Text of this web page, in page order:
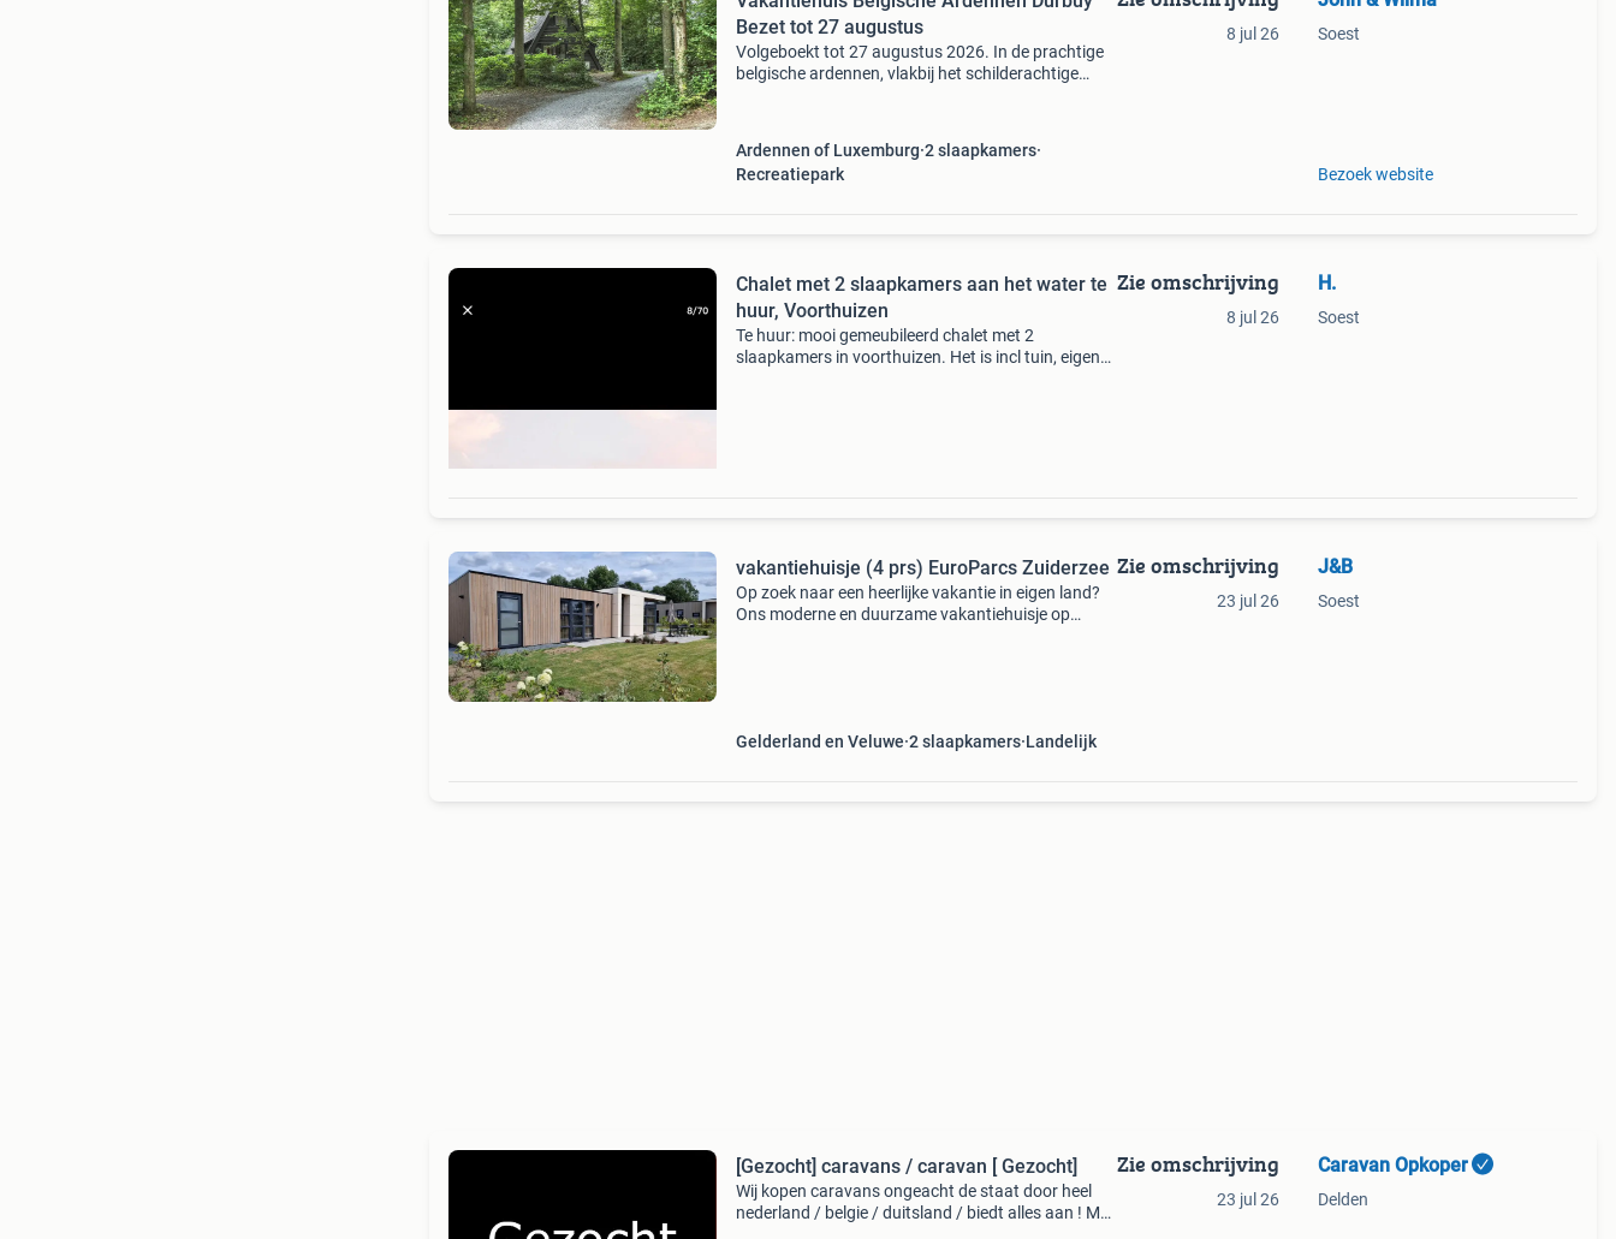
Bezet tot 27 augustus
Volgeboekt tot 27 augustus 2026. In de prachtige
belgische ardennen, vlakbij het schilderachtige
Ardennen of Luxemburg 2 slaapkamers
Recreatiepark
8 jul 26 Soest
Bezoek website
Chalet met 2 slaapkamers aan het water te
huur, Voorthuizen
Te huur: mooi gemeubileerd chalet met 2
slaapkamers in voorthuizen. Het is incl tuin, eigen
Zie omschrijving
8 jul 26
H.
Soest
vakantiehuisje (4 prs) EuroParcs Zuiderzee
Op zoek naar een heerlijke vakantie in eigen land?
Ons moderne en duurzame vakantiehuisje op
Gelderland en Veluwe 2 slaapkamers Landelijk
Zie omschrijving
23 jul 26
J&B
Soest
[Gezocht] caravans / caravan [ Gezocht]
Wij kopen caravans ongeacht de staat door heel
nederland / belgie / duitsland / biedt alles aan ! Met
Zie omschrijving
23 jul 26
Caravan Opkoper
Delden